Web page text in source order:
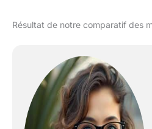
Résultat de notre comparatif des